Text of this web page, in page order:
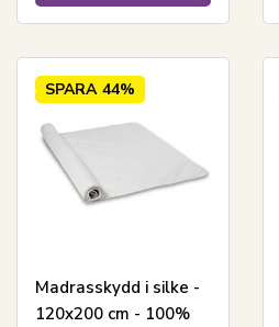
SPARA 44%
Madrasskydd i silke -
120x200 cm - 100%